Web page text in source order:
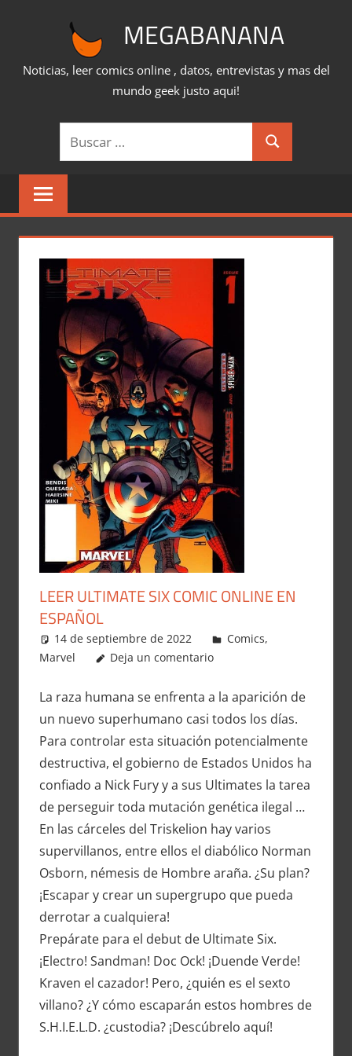
MEGABANANA
Noticias, leer comics online , datos, entrevistas y mas del
mundo geek justo aqui!
Buscar:
Buscar
LEER ULTIMATE SIX COMIC ONLINE EN
ESPAÑOL
14 de septiembre de 2022 Carlitox Banana
Comics,
Marvel
Deja un comentario
La raza humana se enfrenta a la aparición de
un nuevo superhumano casi todos los días.
Para controlar esta situación potencialmente
destructiva, el gobierno de Estados Unidos ha
confiado a Nick Fury y a sus Ultimates la tarea
de perseguir toda mutación genética ilegal …
En las cárceles del Triskelion hay varios
supervillanos, entre ellos el diabólico Norman
Osborn, némesis de Hombre araña. ¿Su plan?
¡Escapar y crear un supergrupo que pueda
derrotar a cualquiera!
Prepárate para el debut de Ultimate Six.
¡Electro! Sandman! Doc Ock! ¡Duende Verde!
Kraven el cazador! Pero, ¿quién es el sexto
villano? ¿Y cómo escaparán estos hombres de
S.H.I.E.L.D. ¿custodia? ¡Descúbrelo aquí!